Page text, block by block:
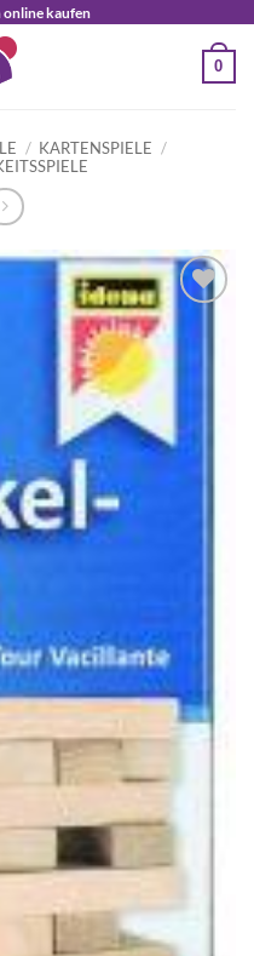
online kaufen
0
/ KARTENSPIELE /
Auf die
Wunschliste